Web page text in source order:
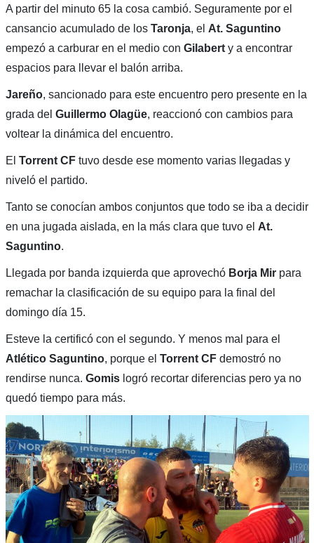
A partir del minuto 65 la cosa cambió. Seguramente por el
cansancio acumulado de los Taronja, el At. Saguntino
empezó a carburar en el medio con Gilaberty a encontrar
espacios para llevar el balón arriba.
Jareño, sancionado para este encuentro pero presente en la
grada del Guillermo Olagüe, reaccionó con cambios para
voltear la dinámica del encuentro.
El Torrent CF tuvo desde ese momento varias llegadas y
niveló el partido.
Tanto se conocían ambos conjuntos que todo se iba a decidir
en una jugada aislada, en la más clara que tuvo el At.
Saguntino.
Llegada por banda izquierda que aprovechóBorja Mirpara
remachar la clasificación de su equipo para la final del
domingo día 15.
Esteve la certificó con el segundo. Y menos mal para el
Atlético Saguntino, porque el Torrent CF demostró no
rendirse nunca. Gomislogró recortar diferencias pero ya no
quedó tiempo para más.